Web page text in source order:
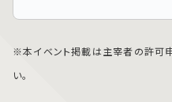
※本イベント掲載は主宰者の許可
い。